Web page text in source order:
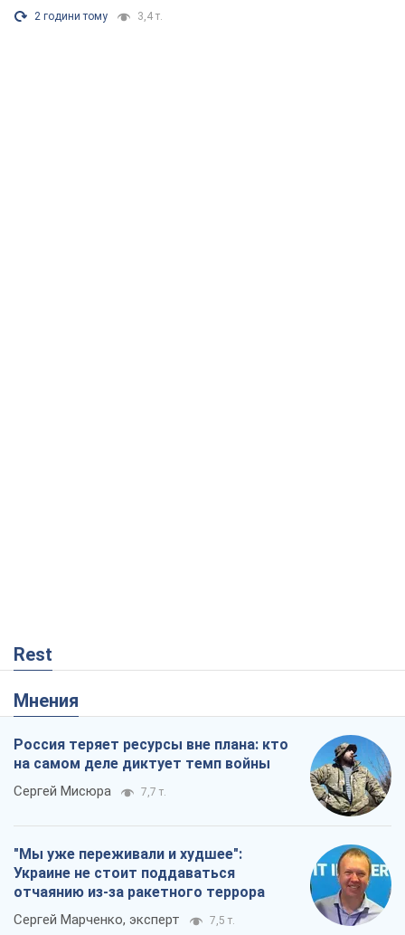
2 години тому 3,4 т.
Rest
Мнения
Россия теряет ресурсы вне плана: кто
на самом деле диктует темп войны
Сергей Мисюра 7,7 т.
"Мы уже переживали и худшее":
Украине не стоит поддаваться
отчаянию из-за ракетного террора
Сергей Марченко, эксперт 7,5 т.